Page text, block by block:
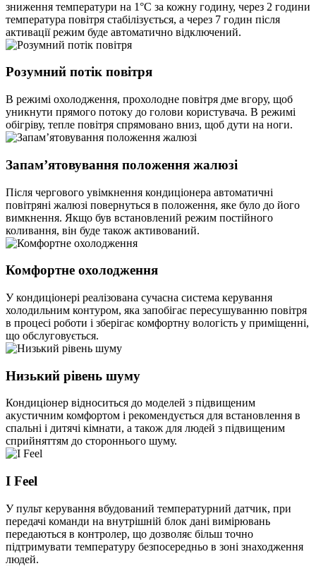
зниження температури на 1°С за кожну годину, через 2 години
температура повітря стабілізується, а через 7 годин після
активації режим буде автоматично відключений.
Розумний потік повітря
В режимі охолодження, прохолодне повітря дме вгору, щоб
уникнути прямого потоку до голови користувача. В режимі
обігріву, тепле повітря спрямовано вниз, щоб дути на ноги.
Запам’ятовування положення жалюзі
Після чергового увімкнення кондиціонера автоматичні
повітряні жалюзі повернуться в положення, яке було до його
вимкнення. Якщо був встановлений режим постійного
коливання, він буде також активований.
Комфортне охолодження
У кондиціонері реалізована сучасна система керування
холодильним контуром, яка запобігає пересушуванню повітря
в процесі роботи і зберігає комфортну вологість у приміщенні,
що обслуговується.
Низький рівень шуму
Кондиціонер відноситься до моделей з підвищеним
акустичним комфортом і рекомендується для встановлення в
спальні і дитячі кімнати, а також для людей з підвищеним
сприйняттям до стороннього шуму.
I Feel
У пульт керування вбудований температурний датчик, при
передачі команди на внутрішній блок дані вимірювань
передаються в контролер, що дозволяє більш точно
підтримувати температуру безпосередньо в зоні знаходження
людей.